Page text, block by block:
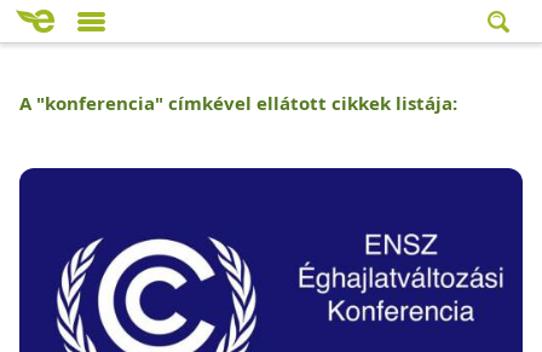
A "konferencia" címkével ellátott cikkek listája: